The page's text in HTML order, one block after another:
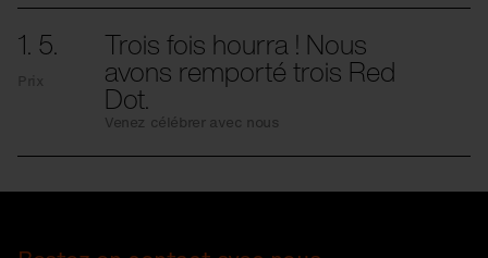
1. 5.
Prix
Trois fois hourra ! Nous
avons remporté trois Red
Dot.
Venez célébrer avec nous